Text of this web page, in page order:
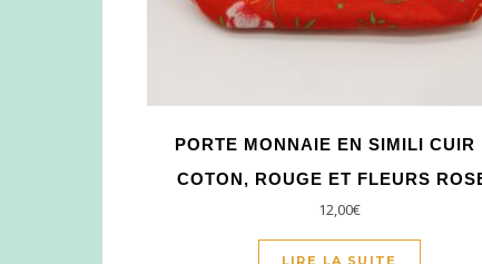
PORTE MONNAIE EN SIMILI CUIR
COTON, ROUGE ET FLEURS
12,00€
LIRE LA SUITE